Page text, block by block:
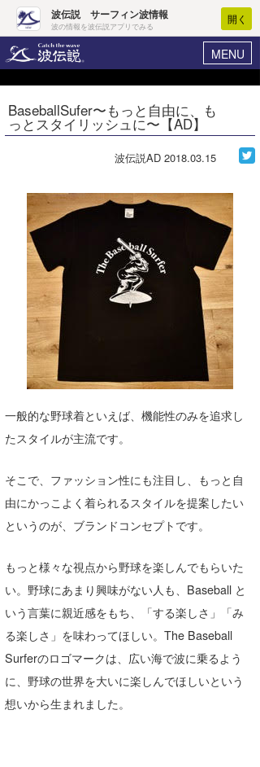
波伝説 サーフィン波情報
波の情報を波伝説アプリでみる
開く
MENU
ヘルプ マイホーム
ログイン
WAVE HUNTER 波予想ツール
気象情報
ニュース
サーフィンエリアガイド
会員メニュー
今月のプレゼント
BaseballSufer〜もっと自由に、も
っとスタイリッシュに〜【AD】
波伝説AD 2018.03.15
一般的な野球着といえば、機能性のみを追求し
たスタイルが主流です。
そこで、ファッション性にも注目し、もっと自
由にかっこよく着られるスタイルを提案したい
というのが、ブランドコンセプトです。
もっと様々な視点から野球を楽しんでもらいた
い。野球にあまり興味がない人も、Baseball と
いう言葉に親近感をもち、「する楽しさ」「み
る楽しさ」を味わってほしい。The Baseball
Surferのロゴマークは、広い海で波に乗るよう
に、野球の世界を大いに楽しんでほしいという
想いから生まれました。
Core Surf Japan
アート＆エンタメ
コラム
トラベル
ショップ情報
ショップ情報
湘南
千葉北
伊豆
千葉南
大阪
沖縄
ウラナミ
お知らせ
その他
ルール＆How to
VOTE!
サーファーズ